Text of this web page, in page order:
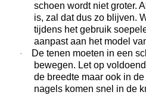
schoen wordt niet groter.
is, zal dat dus zo blijven.
tijdens het gebruik
aanpast aan het model
·
De tenen moeten in een
bewegen. Let op
de breedte maar ook in
nagels komen snel in de